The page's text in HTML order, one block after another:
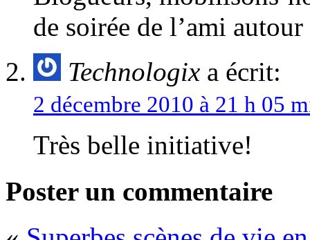
de soirée de l’ami
Technologix a écrit:
2 décembre 2010 à 21 h 05
Très belle initiative!
Poster un commentaire